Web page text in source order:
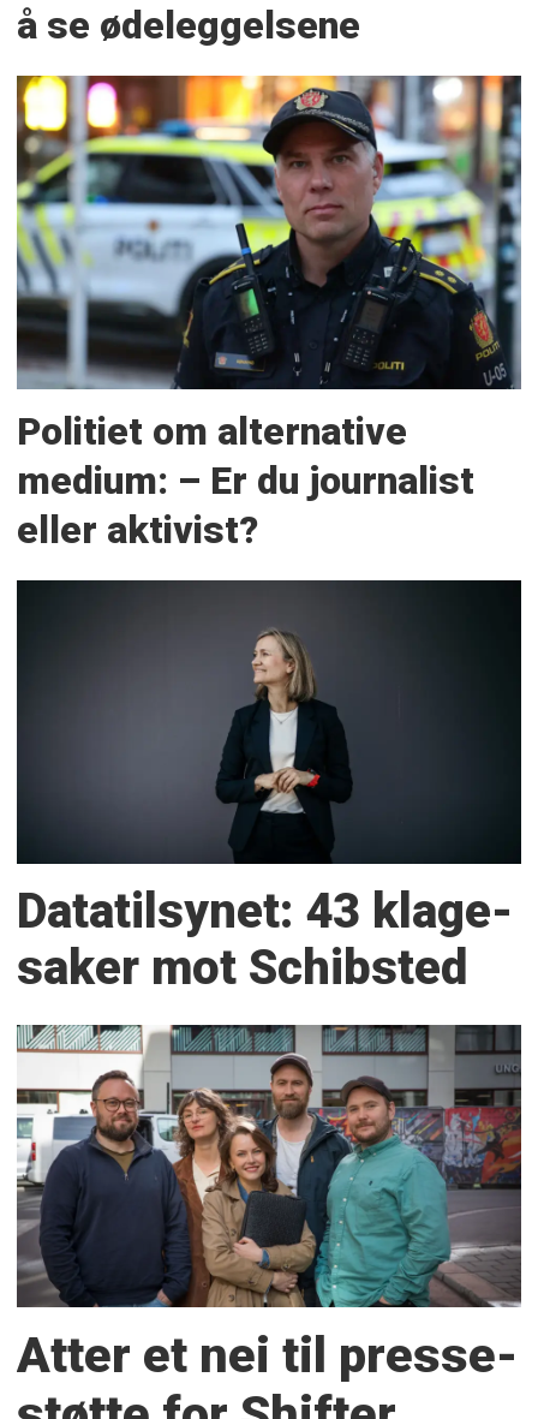
å se ødeleggelsene
Politiet om alternative
medium: – Er du journalist
eller aktivist?
Datatilsynet: 43 klage­
saker mot Schibsted
Atter et nei til presse­